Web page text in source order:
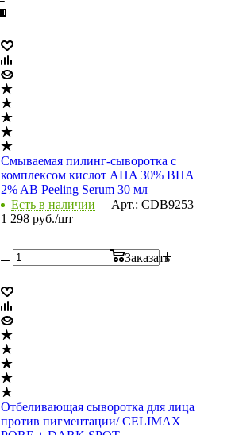
Смываемая пилинг-сыворотка с
комплексом кислот AHA 30% BHA
2% AB Peeling Serum 30 мл
Есть в наличии
Арт.: CDB9253
1 298 руб./шт
Заказать
Отбеливающая сыворотка для лица
против пигментации/ CELIMAX